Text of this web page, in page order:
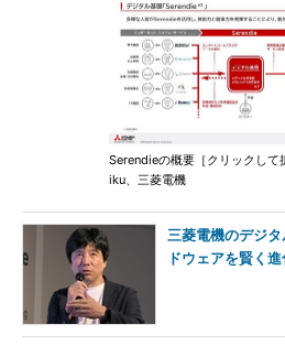
Serendieの概要［クリックして
iku、三菱電機
三菱電機のデジ
ドウェアを賢く